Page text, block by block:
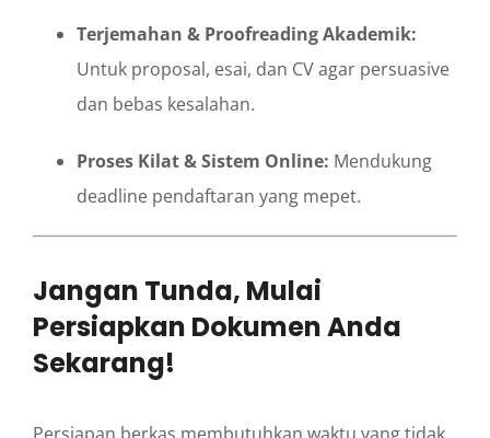
Terjemahan & Proofreading Akademik:
Untuk proposal, esai, dan CV agar persuasive
dan bebas kesalahan.
Proses Kilat & Sistem Online: Mendukung
deadline pendaftaran yang mepet.
Jangan Tunda, Mulai
Persiapkan Dokumen Anda
Sekarang!